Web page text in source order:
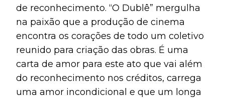
de reconhecimento. “O Dublê” mergulha
na paixão que a produção de cinema
encontra os corações de todo um coletivo
reunido para criação das obras. É uma
carta de amor para este ato que vai além
do reconhecimento nos créditos, carrega
uma amor incondicional e que um longa